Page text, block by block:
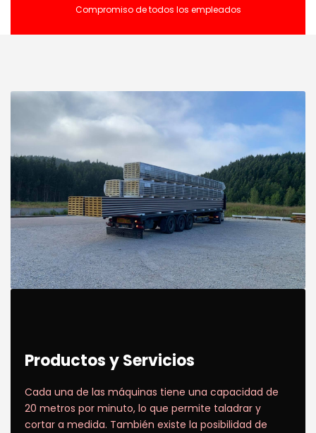
Compromiso de todos los empleados
Productos y Servicios
Cada una de las máquinas tiene una capacidad de
20 metros por minuto, lo que permite taladrar y
cortar a medida. También existe la posibilidad de